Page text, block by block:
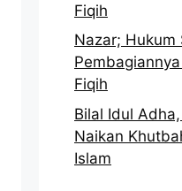
Fiqih
Nazar; Hukum
Fiqih
Bilal Idul
Naikan
Islam